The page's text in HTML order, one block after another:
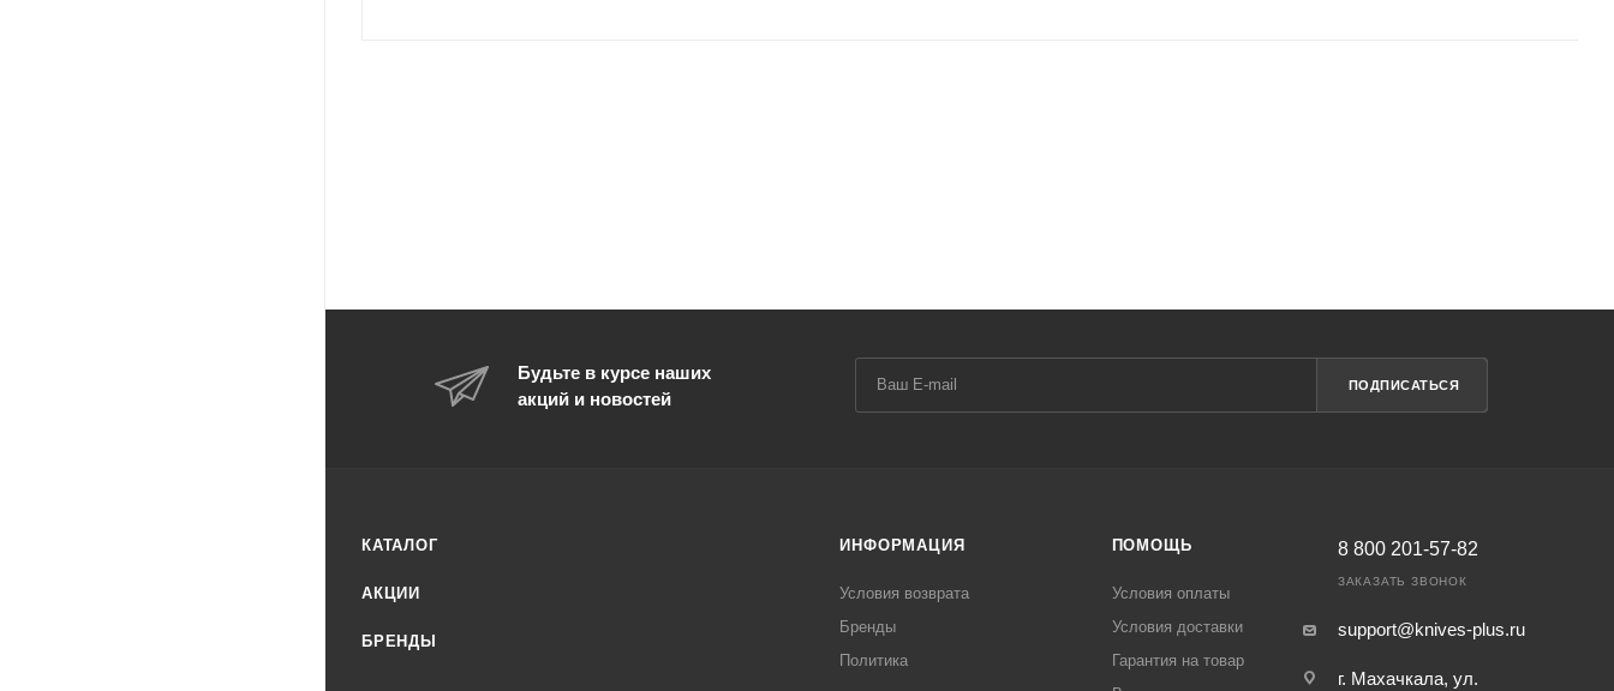
Будьте в курсе наших
акций и новостей
ПОДПИСАТЬСЯ
КАТАЛОГ
АКЦИИ
БРЕНДЫ
ИНФОРМАЦИЯ
Условия возврата
Бренды
Политика
ПОМОЩЬ
Условия оплаты
Условия доставки
Гарантия на товар
8 800 201-57-82
ЗАКАЗАТЬ ЗВОНОК
support@knives-plus.ru
г. Махачкала, ул.